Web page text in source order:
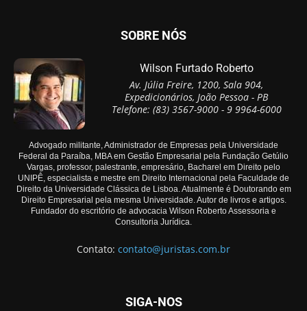
SOBRE NÓS
Wilson Furtado Roberto
Av. Júlia Freire, 1200, Sala 904,
Expedicionários, João Pessoa - PB
Telefone: (83) 3567-9000 - 9 9964-6000
Advogado militante, Administrador de Empresas pela Universidade
Federal da Paraíba, MBA em Gestão Empresarial pela Fundação Getúlio
Vargas, professor, palestrante, empresário, Bacharel em Direito pelo
UNIPÊ, especialista e mestre em Direito Internacional pela Faculdade de
Direito da Universidade Clássica de Lisboa. Atualmente é Doutorando em
Direito Empresarial pela mesma Universidade. Autor de livros e artigos.
Fundador do escritório de advocacia Wilson Roberto Assessoria e
Consultoria Jurídica.
Contato: contato@juristas.com.br
SIGA-NOS